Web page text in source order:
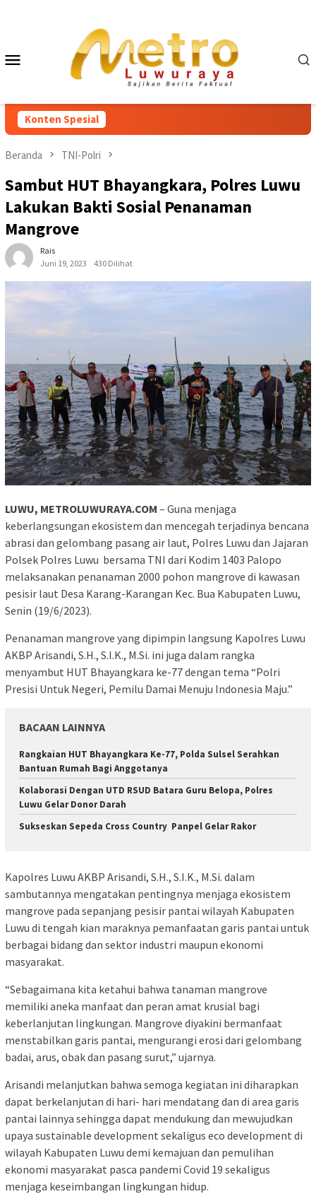
Mobile
Konten Spesial
Beranda TNI-Polri
Sambut HUT Bhayangkara, Polres Luwu
Lakukan Bakti Sosial Penanaman
Mangrove
Rais
Juni 19, 2023
430 Dilihat
LUWU, METROLUWURAYA.COM – Guna menjaga
keberlangsungan ekosistem dan mencegah terjadinya bencana
abrasi dan gelombang pasang air laut, Polres Luwu dan Jajaran
Polsek Polres Luwu bersama TNI dari Kodim 1403 Palopo
melaksanakan penanaman 2000 pohon mangrove di kawasan
pesisir laut Desa Karang-Karangan Kec. Bua Kabupaten Luwu,
Senin (19/6/2023).
Penanaman mangrove yang dipimpin langsung Kapolres Luwu
AKBP Arisandi, S.H., S.I.K., M.Si. ini juga dalam rangka
menyambut HUT Bhayangkara ke-77 dengan tema “Polri
Presisi Untuk Negeri, Pemilu Damai Menuju Indonesia Maju.”
BACAAN LAINNYA
Rangkaian HUT Bhayangkara Ke-77, Polda Sulsel Serahkan
Bantuan Rumah Bagi Anggotanya
Kolaborasi Dengan UTD RSUD Batara Guru Belopa, Polres
Luwu Gelar Donor Darah
Sukseskan Sepeda Cross Country Panpel Gelar Rakor
Kapolres Luwu AKBP Arisandi, S.H., S.I.K., M.Si. dalam
sambutannya mengatakan pentingnya menjaga ekosistem
mangrove pada sepanjang pesisir pantai wilayah Kabupaten
Luwu di tengah kian maraknya pemanfaatan garis pantai untuk
berbagai bidang dan sektor industri maupun ekonomi
masyarakat.
“Sebagaimana kita ketahui bahwa tanaman mangrove
memiliki aneka manfaat dan peran amat krusial bagi
keberlanjutan lingkungan. Mangrove diyakini bermanfaat
menstabilkan garis pantai, mengurangi erosi dari gelombang
badai, arus, obak dan pasang surut,” ujarnya.
Arisandi melanjutkan bahwa semoga kegiatan ini diharapkan
dapat berkelanjutan di hari- hari mendatang dan di area garis
pantai lainnya sehingga dapat mendukung dan mewujudkan
upaya sustainable development sekaligus eco development di
wilayah Kabupaten Luwu demi kemajuan dan pemulihan
ekonomi masyarakat pasca pandemi Covid 19 sekaligus
menjaga keseimbangan lingkungan hidup.